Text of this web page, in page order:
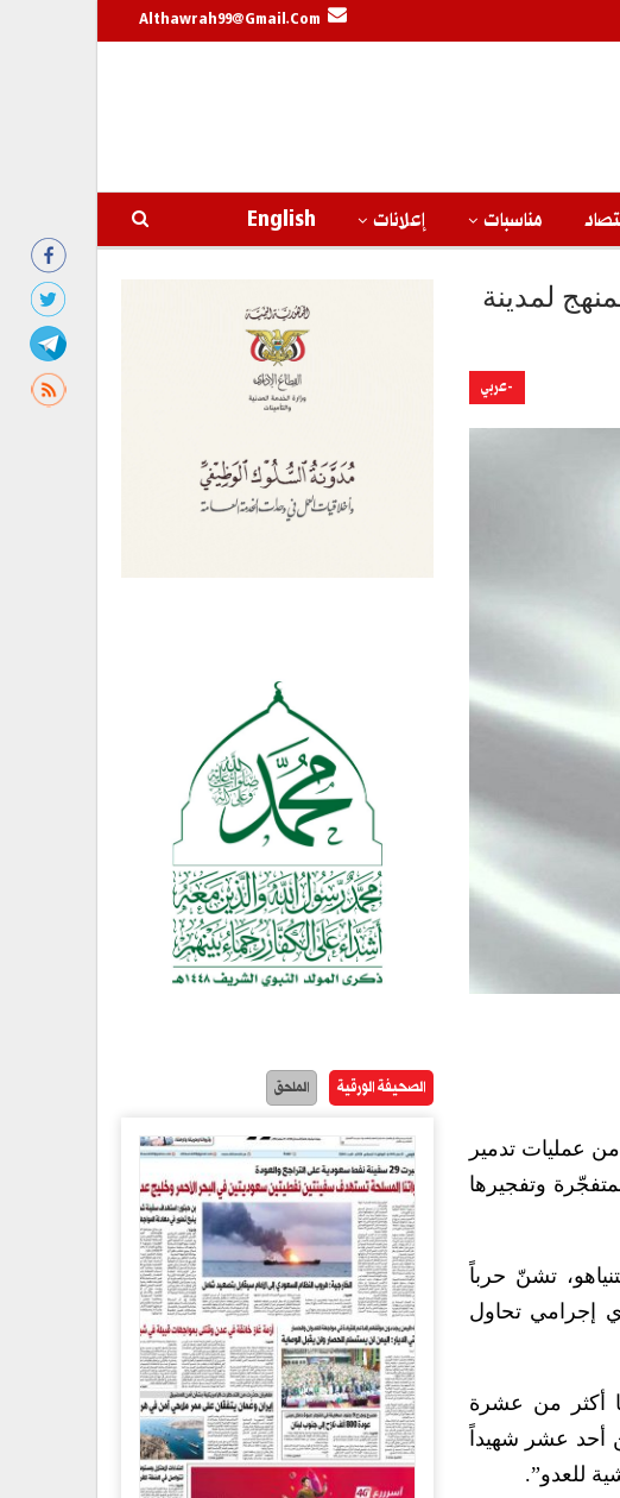
Althawrah99@gmail.com
مناسبات إعلانات English
لمدينة
-عربي
عمليات تدمير
وتفجيرها
تشنّ حرباً
إجرامي تحاول
أكثر من عشرة
عشر شهيداً
للعدو”.
الصحيفة الورقية الملحق